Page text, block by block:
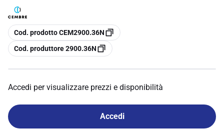
copia
Cod. prodotto CEM2900.36N
copia
Cod. produttore 2900.36N
Accedi per visualizzare prezzi e disponibilità
Accedi